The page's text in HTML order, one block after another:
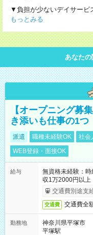
▼負担が少ないデイサー
もっとみる
あなたの
【オープニング募
き添いも仕事の1つ
派遣 職種未経験OK 社会
WEB登録・面接OK
給与
無資格未経験：
収1万2000円以上
交通費別途支
交通費 交通費全
勤務地
神奈川県平塚市
平塚駅